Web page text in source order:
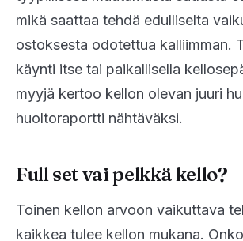
mikä saattaa tehdä edulliselta
ostoksesta odotettua kalliimman.
käynti itse tai paikallisella
myyjä kertoo kellon olevan juuri
huoltoraportti nähtäväksi.
Full set vai pelkkä kello?
Toinen kellon arvoon vaikuttava
kaikkea tulee kellon mukana.